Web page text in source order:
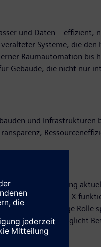
und Daten – effizient,
Systeme, die
Raumautomation bis
Gebäude, die nicht nur
und Infrastrukturen
unter Einhaltung
mittels Building X
Eine wichtige Rolle
System ermöglicht